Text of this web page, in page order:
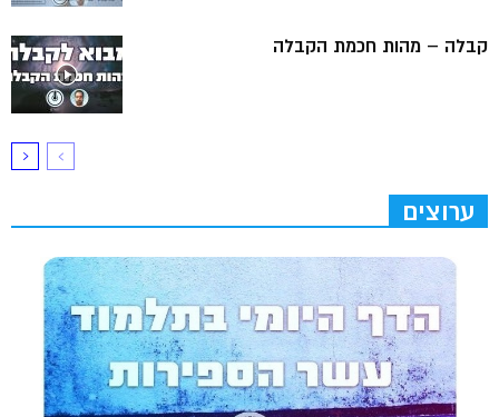
קבלה – מהות חכמת הקבלה
ערוצים